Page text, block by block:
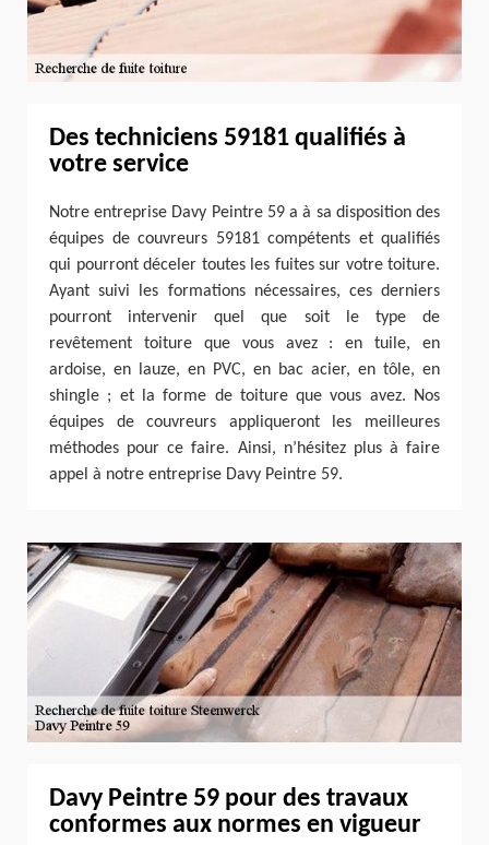
Des techniciens 59181 qualifiés à
votre service
Notre entreprise Davy Peintre 59 a à sa disposition des
équipes de couvreurs 59181 compétents et qualifiés
qui pourront déceler toutes les fuites sur votre toiture.
Ayant suivi les formations nécessaires, ces derniers
pourront intervenir quel que soit le type de
revêtement toiture que vous avez : en tuile, en
ardoise, en lauze, en PVC, en bac acier, en tôle, en
shingle ; et la forme de toiture que vous avez. Nos
équipes de couvreurs appliqueront les meilleures
méthodes pour ce faire. Ainsi, n’hésitez plus à faire
appel à notre entreprise Davy Peintre 59.
Davy Peintre 59 pour des travaux
conformes aux normes en vigueur